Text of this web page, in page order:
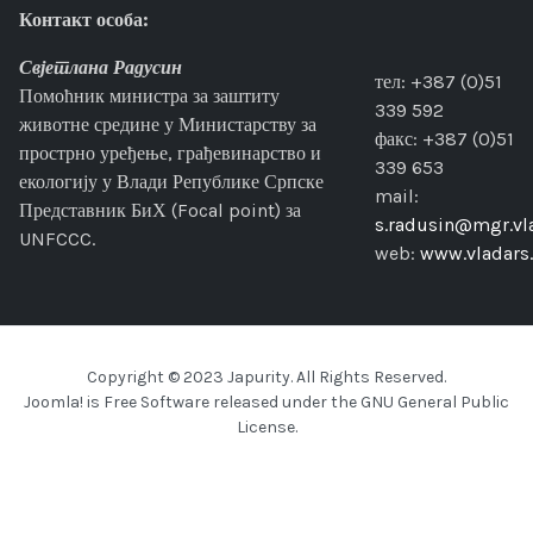
Контакт особа:
Свјетлана Радусин
Помоћник министра за заштиту
животне средине у Министарству за
прострно уређење, грађевинарство и
екологију у Влади Републике Српске
Представник БиХ (Focal point) за
UNFCCC.
тел: +387 (0)51
339 592
факс: +387 (0)51
339 653
mail:
web:
Copyright © 2023 Japurity. All Rights Reserved.
Joomla! is Free Software released under the GNU General Public
License.